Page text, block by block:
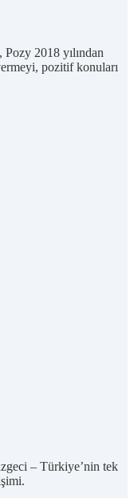
2018 yılından
pozitif konuları
– Türkiye’nin tek